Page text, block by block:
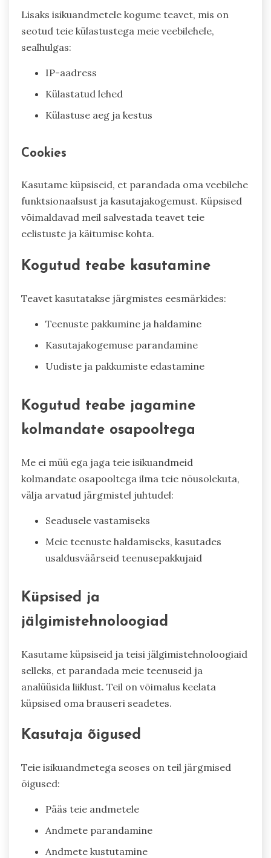
Lisaks isikuandmetele kogume teavet, mis on
seotud teie külastustega meie veebilehele,
sealhulgas:
IP-aadress
Külastatud lehed
Külastuse aeg ja kestus
Cookies
Kasutame küpsiseid, et parandada oma veebilehe
funktsionaalsust ja kasutajakogemust. Küpsised
võimaldavad meil salvestada teavet teie
eelistuste ja käitumise kohta.
Kogutud teabe kasutamine
Teavet kasutatakse järgmistes eesmärkides:
Teenuste pakkumine ja haldamine
Kasutajakogemuse parandamine
Uudiste ja pakkumiste edastamine
Kogutud teabe jagamine
kolmandate osapooltega
Me ei müü ega jaga teie isikuandmeid
kolmandate osapooltega ilma teie nõusolekuta,
välja arvatud järgmistel juhtudel:
Seadusele vastamiseks
Meie teenuste haldamiseks, kasutades
usaldusväärseid teenusepakkujaid
Küpsised ja
jälgimistehnoloogiad
Kasutame küpsiseid ja teisi jälgimistehnoloogiaid
selleks, et parandada meie teenuseid ja
analüüsida liiklust. Teil on võimalus keelata
küpsised oma brauseri seadetes.
Kasutaja õigused
Teie isikuandmetega seoses on teil järgmised
õigused:
Pääs teie andmetele
Andmete parandamine
Andmete kustutamine